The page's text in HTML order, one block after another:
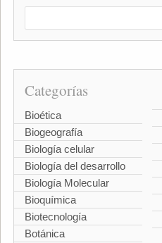
Categorías
Bioética
Biogeografía
Biología celular
Biología del desarrollo
Biología Molecular
Bioquímica
Biotecnología
Botánica